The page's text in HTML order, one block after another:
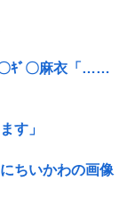
ｷﾞ〇麻衣「……
す」
ちいかわの画像